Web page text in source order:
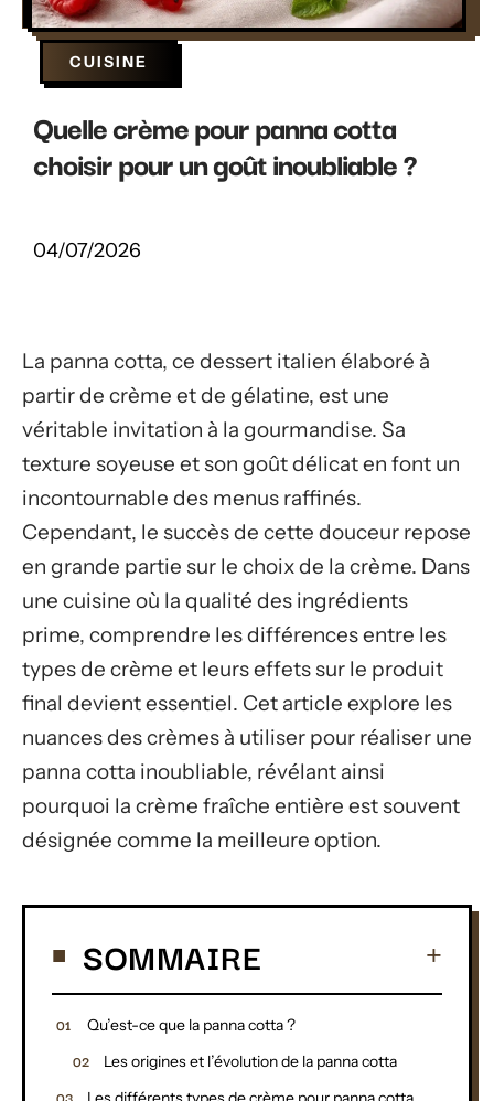
CUISINE
Quelle crème pour panna cotta
choisir pour un goût inoubliable ?
04/07/2026
La panna cotta, ce dessert italien élaboré à
partir de crème et de gélatine, est une
véritable invitation à la gourmandise. Sa
texture soyeuse et son goût délicat en font un
incontournable des menus raffinés.
Cependant, le succès de cette douceur repose
en grande partie sur le choix de la crème. Dans
une cuisine où la qualité des ingrédients
prime, comprendre les différences entre les
types de crème et leurs effets sur le produit
final devient essentiel. Cet article explore les
nuances des crèmes à utiliser pour réaliser une
panna cotta inoubliable, révélant ainsi
pourquoi la crème fraîche entière est souvent
désignée comme la meilleure option.
SOMMAIRE
Qu’est-ce que la panna cotta ?
Les origines et l’évolution de la panna cotta